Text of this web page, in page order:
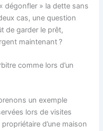
dégonfler » la dette sans
cas, une question
de garder le prêt,
maintenant ?
comme lors d’un
un exemple
lors de visites
d’une maison